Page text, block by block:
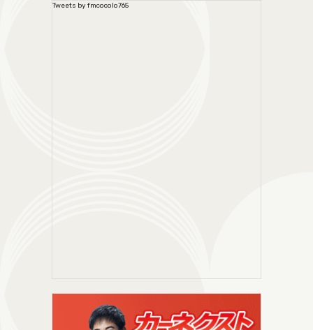
Tweets by fmcocolo765